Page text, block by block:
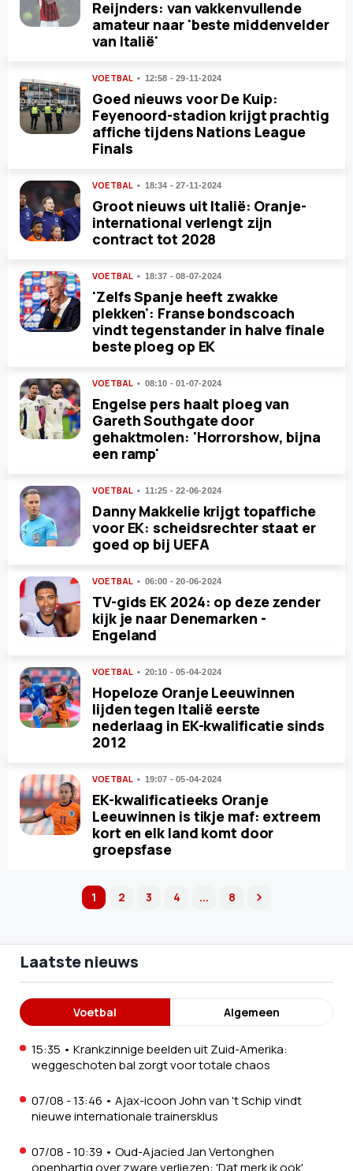
Reijnders: van vakkenvullende
amateur naar 'beste middenvelder
van Italië'
VOETBAL 12:58 - 29-11-2024
Goed nieuws voor De Kuip:
Feyenoord-stadion krijgt prachtig
affiche tijdens Nations League
Finals
VOETBAL 18:34 - 27-11-2024
Groot nieuws uit Italië: Oranje-
international verlengt zijn
contract tot 2028
VOETBAL 18:37 - 08-07-2024
'Zelfs Spanje heeft zwakke
plekken': Franse bondscoach
vindt tegenstander in halve finale
beste ploeg op EK
VOETBAL 08:10 - 01-07-2024
Engelse pers haalt ploeg van
Gareth Southgate door
gehaktmolen: 'Horrorshow, bijna
een ramp'
VOETBAL 11:25 - 22-06-2024
Danny Makkelie krijgt topaffiche
voor EK: scheidsrechter staat er
goed op bij UEFA
VOETBAL 06:00 - 20-06-2024
TV-gids EK 2024: op deze zender
kijk je naar Denemarken -
Engeland
VOETBAL 20:10 - 05-04-2024
Hopeloze Oranje Leeuwinnen
lijden tegen Italië eerste
nederlaag in EK-kwalificatie sinds
2012
VOETBAL 19:07 - 05-04-2024
EK-kwalificatieeks Oranje
Leeuwinnen is tikje maf: extreem
kort en elk land komt door
groepsfase
1 2 3 4 ... 8
Laatste nieuws
Voetbal Algemeen
15:35 • Krankzinnige beelden uit Zuid-Amerika:
weggeschoten bal zorgt voor totale chaos
07/08 - 13:46 • Ajax-icoon John van 't Schip vindt
nieuwe internationale trainersklus
07/08 - 10:39 • Oud-Ajacied Jan Vertonghen
openhartig over zware verliezen: 'Dat merk ik ook'